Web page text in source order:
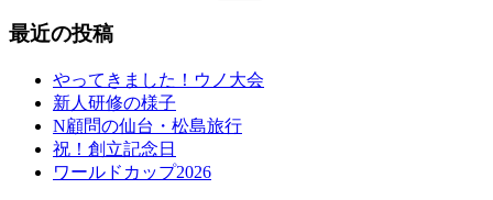
最近の投稿
やってきました！ウノ大会
新人研修の様子
N顧問の仙台・松島旅行
祝！創立記念日
ワールドカップ2026